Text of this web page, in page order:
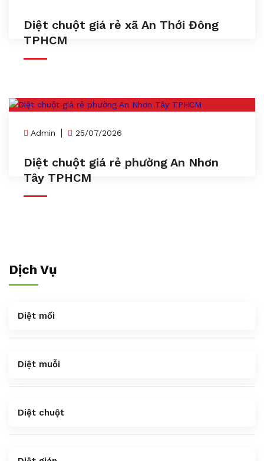
Diệt chuột giá rẻ xã An Thới Đông
TPHCM
Admin 25/07/2026
Diệt chuột giá rẻ phường An Nhơn
Tây TPHCM
Dịch Vụ
Diệt mối
Diệt muỗi
Diệt chuột